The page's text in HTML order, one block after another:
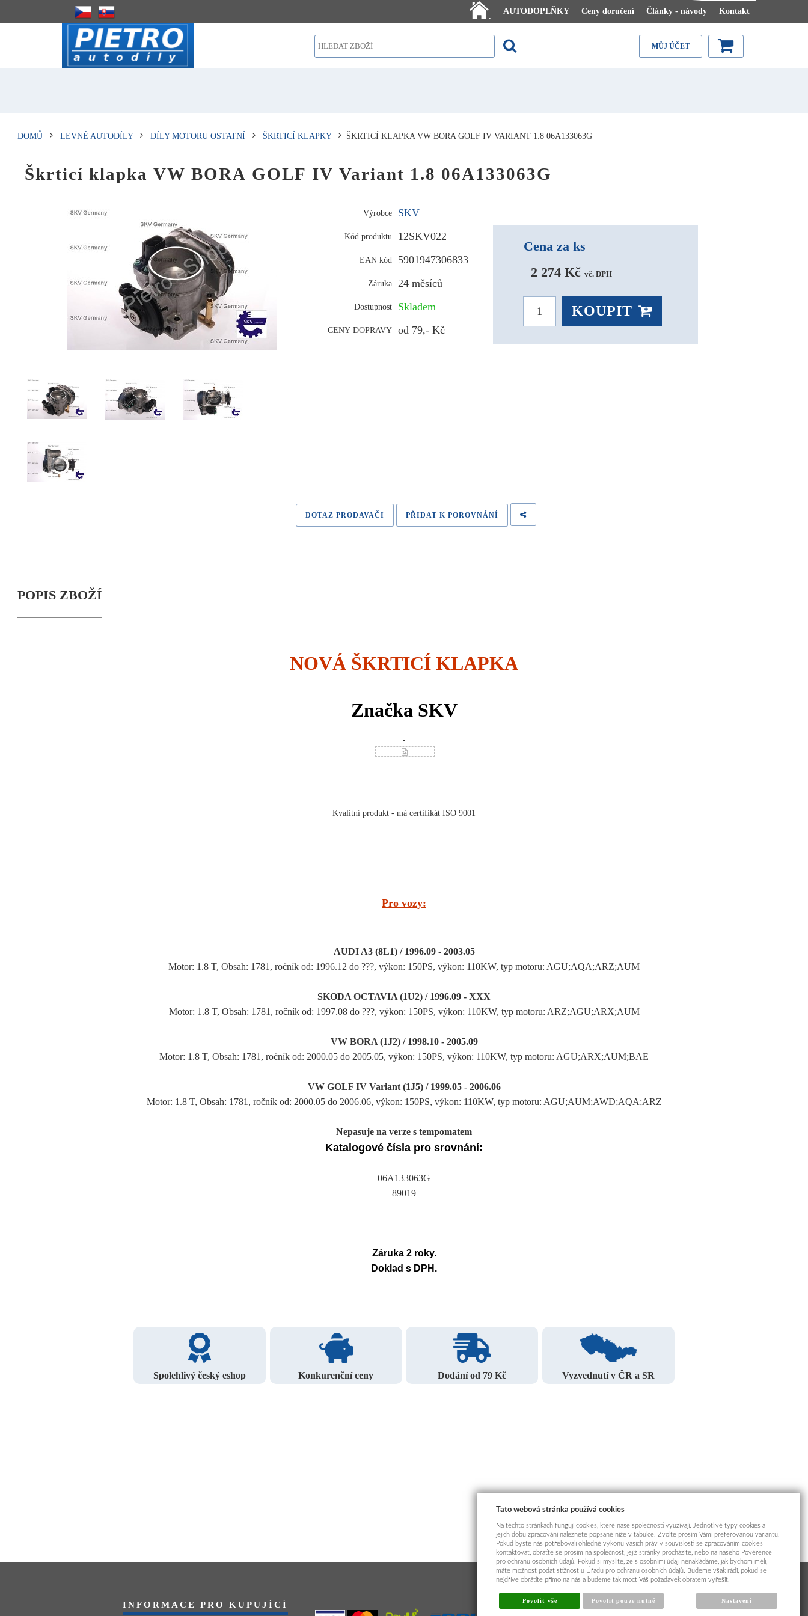
.
AUTODOPLŇKY Ceny doručení Články - návody Kontakt
MŮJ ÚČET
DOMŮ LEVNÉ AUTODÍLY DÍLY MOTORU OSTATNÍ ŠKRTICÍ KLAPKY ŠKRTICÍ KLAPKA VW BORA GOLF IV VARIANT 1.8 06A133063G
Škrticí klapka VW BORA GOLF IV Variant 1.8 06A133063G
Výrobce SKV
Kód produktu 12SKV022
EAN kód 5901947306833
Záruka 24 měsíců
Dostupnost Skladem
CENY DOPRAVY od 79,- Kč
Cena za ks
2 274 Kč vč. DPH
KOUPIT
DOTAZ PRODAVAČI PŘIDAT K POROVNÁNÍ
POPIS ZBOŽÍ
NOVÁ ŠKRTICÍ KLAPKA
Značka SKV
Kvalitní produkt - má certifikát ISO 9001
Pro vozy:
AUDI A3 (8L1) / 1996.09 - 2003.05
Motor: 1.8 T, Obsah: 1781, ročník od: 1996.12 do ???, výkon: 150PS, výkon: 110KW, typ motoru: AGU;AQA;ARZ;AUM
SKODA OCTAVIA (1U2) / 1996.09 - XXX
Motor: 1.8 T, Obsah: 1781, ročník od: 1997.08 do ???, výkon: 150PS, výkon: 110KW, typ motoru: ARZ;AGU;ARX;AUM
VW BORA (1J2) / 1998.10 - 2005.09
Motor: 1.8 T, Obsah: 1781, ročník od: 2000.05 do 2005.05, výkon: 150PS, výkon: 110KW, typ motoru: AGU;ARX;AUM;BAE
VW GOLF IV Variant (1J5) / 1999.05 - 2006.06
Motor: 1.8 T, Obsah: 1781, ročník od: 2000.05 do 2006.06, výkon: 150PS, výkon: 110KW, typ motoru: AGU;AUM;AWD;AQA;ARZ
Nepasuje na verze s tempomatem
Katalogové čísla pro srovnání:
06A133063G
89019
Záruka 2 roky.
Doklad s DPH.
Spolehlivý český eshop Konkurenční ceny Dodání od 79 Kč Vyzvednutí v ČR a SR
INFORMACE PRO KUPUJÍCÍ
Tato webová stránka používá cookies
Na těchto stránkách fungují cookies, které naše společnosti využívají. Jednotlivé typy cookies a
jejich dobu zpracování naleznete popsané níže v tabulce. Zvolte prosím Vámi preferovanou variantu.
Pokud byste nás potřebovali ohledně výkonu vašich práv v souvislosti se zpracováním cookies
kontaktovat, obraťte se prosím na společnost, jejíž stránky procházíte, nebo na našeho Pověřence
pro ochranu osobních údajů. Pokud si myslíte, že s osobními údaji nenakládáme, jak bychom měli,
máte možnost podat stížnost u Úřadu pro ochranu osobních údajů. Budeme však rádi, pokud se
nejdříve obrátíte přímo na nás a budeme tak moct Váš požadavek obratem vyřešit.
Povolit vše Povolit pouze nutné Nastavení